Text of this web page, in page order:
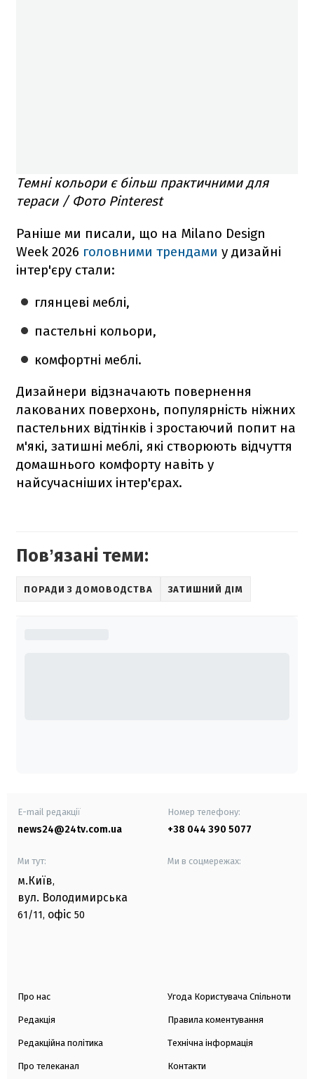
Темні кольори є більш практичними для
тераси / Фото Pinterest
Раніше ми писали, що на Milano Design
Week 2026 головними трендами у дизайні
інтер'єру стали:
глянцеві меблі,
пастельні кольори,
комфортні меблі.
Дизайнери відзначають повернення
лакованих поверхонь, популярність ніжних
пастельних відтінків і зростаючий попит на
м'які, затишні меблі, які створюють відчуття
домашнього комфорту навіть у
найсучасніших інтер'єрах.
Повʼязані теми:
ПОРАДИ З ДОМОВОДСТВА ЗАТИШНИЙ ДІМ
E-mail редакції
news24@24tv.com.ua
Номер телефону:
+38 044 390 5077
Ми тут:
м.Київ,
вул. Володимирська
61/11, офіс 50
Ми в соцмережах:
Про нас
Редакція
Редакційна політика
Про телеканал
Угода Користувача Спільноти
Правила коментування
Технічна інформація
Контакти